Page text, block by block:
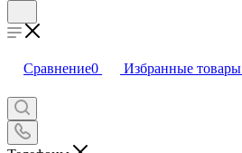
Сравнение0 Избранные товары